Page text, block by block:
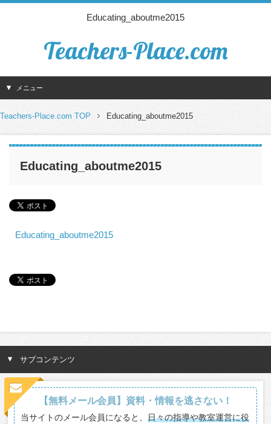
Educating_aboutme2015
Teachers-Place.com
メニュー
Teachers-Place.com TOP Educating_aboutme2015
Educating_aboutme2015
Educating_aboutme2015
サブコンテンツ
【無料メール会員】資料・情報を逃さない！
当サイトのメール会員になると、日々の指導や教室運営に役